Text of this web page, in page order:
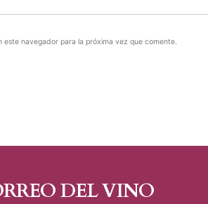
navegador para la próxima vez que comente.
DEL VINO